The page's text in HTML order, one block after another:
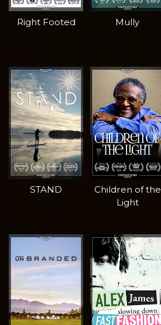
Right Footed Mully
STAND
Children of the
Light